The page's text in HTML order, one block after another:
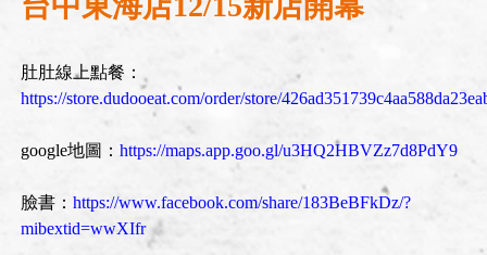
肚肚線上點餐：
https://store.dudooeat.com/order/store/
google地圖： https://maps.app.goo.gl/u3HQ2HBVZz7d8PdY9
臉書： https://www.facebook.com/share/183BeBFkDz/?
mibextid=wwXIfr